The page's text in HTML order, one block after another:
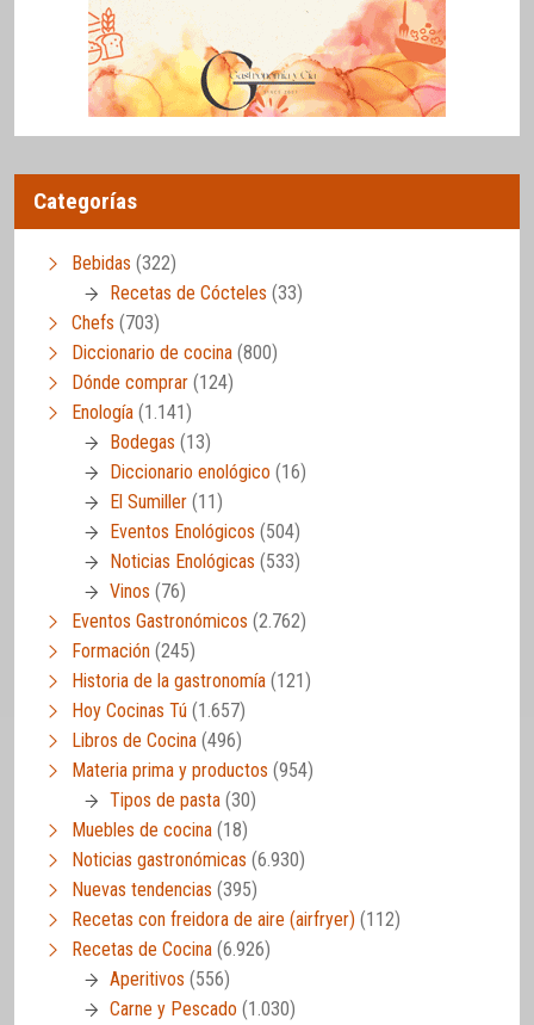
Categorías
Bebidas (322)
Recetas de Cócteles (33)
Chefs (703)
Diccionario de cocina (800)
Dónde comprar (124)
Enología (1.141)
Bodegas (13)
Diccionario enológico (16)
El Sumiller (11)
Eventos Enológicos (504)
Noticias Enológicas (533)
Vinos (76)
Eventos Gastronómicos (2.762)
Formación (245)
Historia de la gastronomía (121)
Hoy Cocinas Tú (1.657)
Libros de Cocina (496)
Materia prima y productos (954)
Tipos de pasta (30)
Muebles de cocina (18)
Noticias gastronómicas (6.930)
Nuevas tendencias (395)
Recetas con freidora de aire (airfryer) (112)
Recetas de Cocina (6.926)
Aperitivos (556)
Carne y Pescado (1.030)